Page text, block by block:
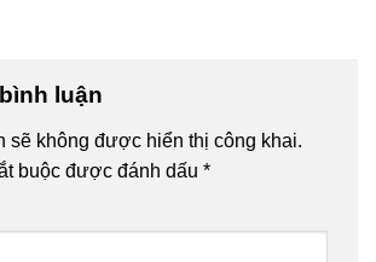
luận
sẽ không được hiển thị công khai.
buộc được đánh dấu *